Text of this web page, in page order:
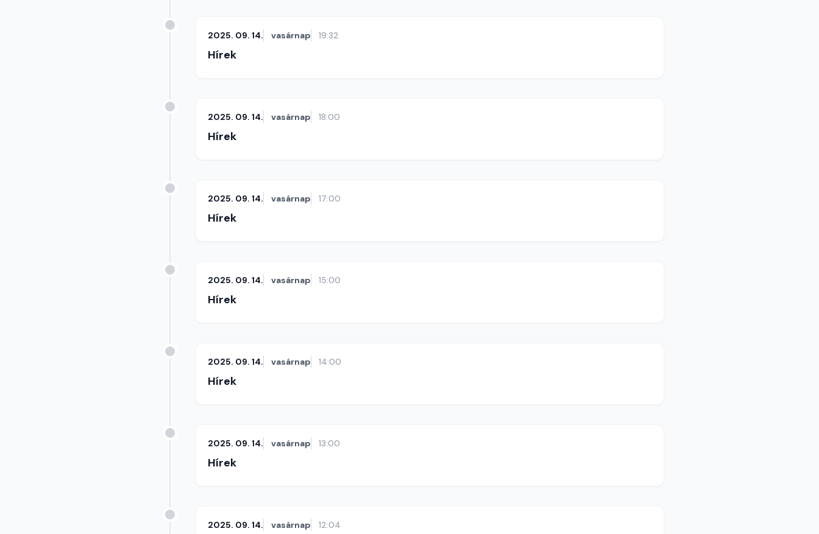
2025. 09. 14. vasárnap 19:32
Hírek
2025. 09. 14. vasárnap 18:00
Hírek
2025. 09. 14. vasárnap 17:00
Hírek
2025. 09. 14. vasárnap 15:00
Hírek
2025. 09. 14. vasárnap 14:00
Hírek
2025. 09. 14. vasárnap 13:00
Hírek
2025. 09. 14. vasárnap 12:04